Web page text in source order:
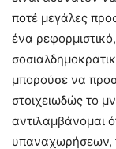
ποτέ μεγάλες
ένα
μπορούσε να
στοιχειωδώς το
αντιλαμβάνομαι
υπαναχωρήσεων,